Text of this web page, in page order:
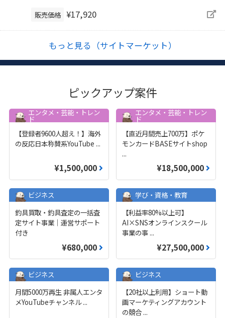
販売価格 ¥17,920
もっと見る（サイトマーケット）
ピックアップ案件
エンタメ・芸能・トレン
ド
【登録者9600人超え！】海外
の反応日本称賛系YouTube ...
¥1,500,000
エンタメ・芸能・トレン
ド
【直近月間売上700万】ポケ
モンカードBASEサイトshop
...
¥18,500,000
ビジネス
釣具買取・釣具査定の一括査
定サイト事業｜運営サポート
付き
¥680,000
学び・資格・教育
【利益率80%以上可】
AI×SNSオンラインスクール
事業の事 ...
¥27,500,000
ビジネス
月間5000万再生 非属人エンタ
メYouTubeチャンネル...
ビジネス
【20社以上利用】ショート動
画マーケティングアカウント
の競合...